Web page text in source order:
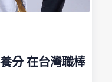
分 在台灣職棒